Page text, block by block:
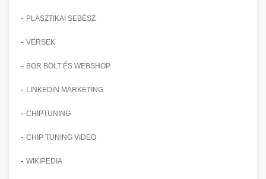
- PLASZTIKAI SEBÉSZ
- VERSEK
- BOR BOLT ÉS WEBSHOP
- LINKEDIN MARKETING
- CHIPTUNING
- CHIP TUNING VIDEO
- WIKIPEDIA